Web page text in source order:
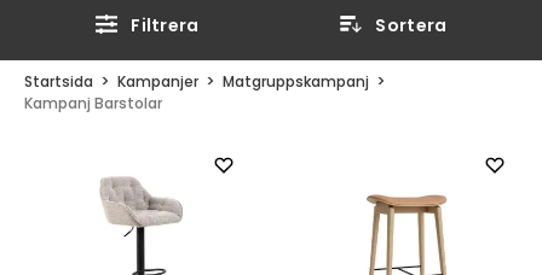
Filtrera Sortera
Startsida Kampanjer
Matgruppskampanj
Kampanj Barstolar